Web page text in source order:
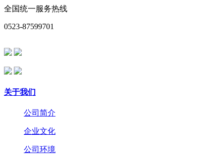
全国统一服务热线
0523-87599701
关于我们
公司简介
企业文化
公司环境